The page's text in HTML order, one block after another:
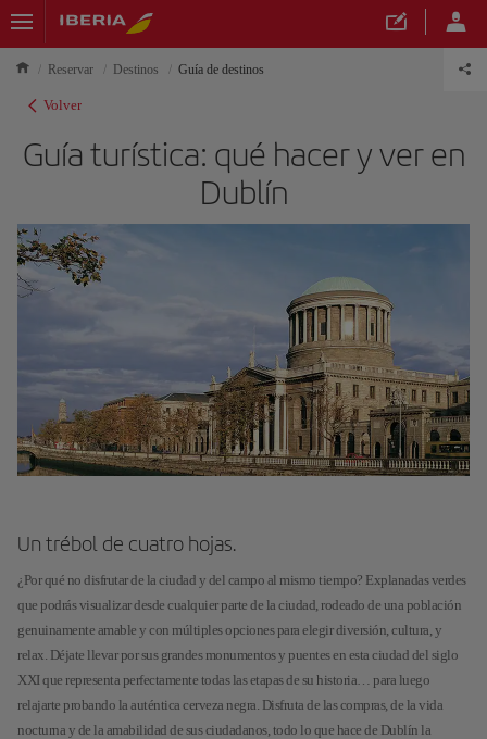
Reservar Destinos Guía de destinos
Volver
Guía turística: qué hacer y ver en
Dublín
Un trébol de cuatro hojas.
¿Por qué no disfrutar de la ciudad y del campo al mismo tiempo? Explanadas verdes
que podrás visualizar desde cualquier parte de la ciudad, rodeado de una población
genuinamente amable y con múltiples opciones para elegir diversión, cultura, y
relax. Déjate llevar por sus grandes monumentos y puentes en esta ciudad del siglo
XXI que representa perfectamente todas las etapas de su historia… para luego
relajarte probando la auténtica cerveza negra. Disfruta de las compras, de la vida
nocturna y de la amabilidad de sus ciudadanos, todo lo que hace de Dublín la